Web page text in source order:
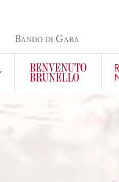
Bando di Gara